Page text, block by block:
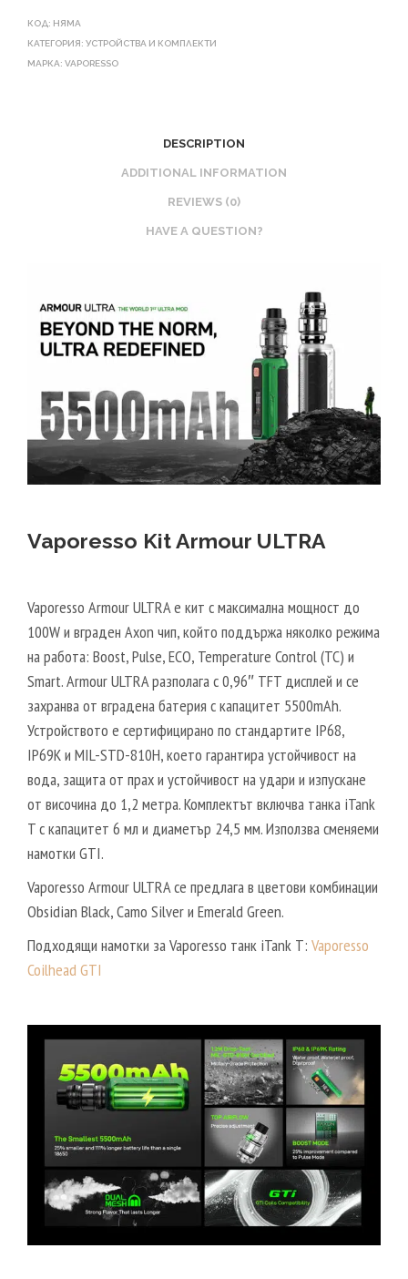
КОД: НЯМА
КАТЕГОРИЯ: УСТРОЙСТВА И КОМПЛЕКТИ
МАРКА: VAPORESSO
DESCRIPTION
ADDITIONAL INFORMATION
REVIEWS (0)
HAVE A QUESTION?
Vaporesso Kit Armour ULTRA
Vaporesso Armour ULTRA е кит с максимална мощност до
100W и вграден Axon чип, който поддържа няколко режима
на работа: Boost, Pulse, ECO, Temperature Control (TC) и
Smart. Armour ULTRA разполага с 0,96″ TFT дисплей и се
захранва от вградена батерия с капацитет 5500mAh.
Устройството е сертифицирано по стандартите IP68,
IP69K и MIL-STD-810H, което гарантира устойчивост на
вода, защита от прах и устойчивост на удари и изпускане
от височина до 1,2 метра. Комплектът включва танка iTank
T с капацитет 6 мл и диаметър 24,5 мм. Използва сменяеми
намотки GTI.
Vaporesso Armour ULTRA се предлага в цветови комбинации
Obsidian Black, Camo Silver и Emerald Green.
Подходящи намотки за Vaporesso танк iTank T: Vaporesso
Coilhead GTI